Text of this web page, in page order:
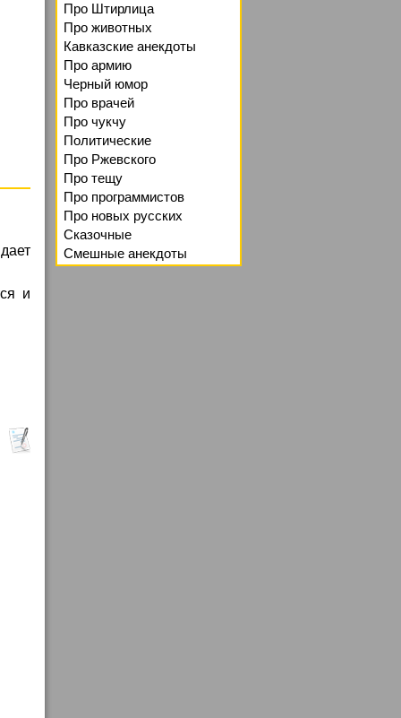
и
Про Штирлица
Про животных
Кавказские анекдоты
Про армию
Черный юмор
Про врачей
Про чукчу
Политические
Про Ржевского
Про тещу
Про программистов
Про новых русских
Сказочные
Смешные анекдоты